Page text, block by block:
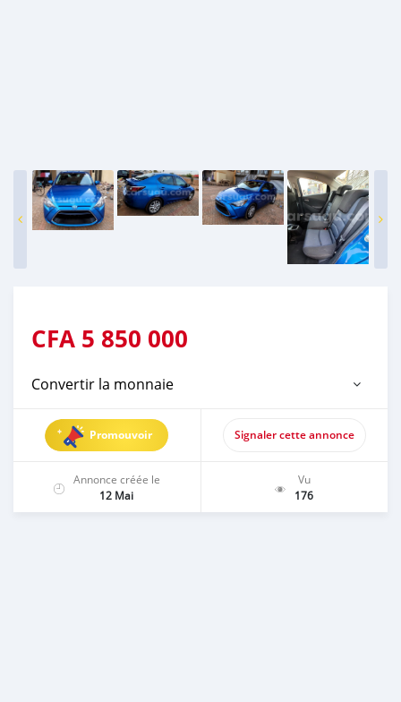
CFA 5 850 000
Convertir la monnaie
Promouvoir Signaler cette annonce
Annonce créée le
12 Mai
Vu
176